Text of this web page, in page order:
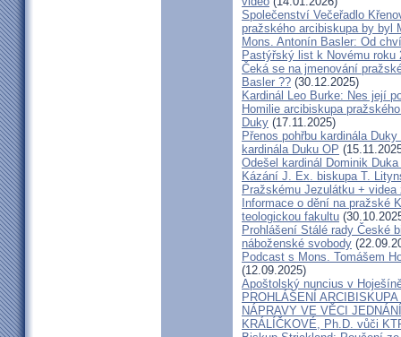
Společenství Večeřadlo
pražského arcibiskupa by byl
Mons. Antonín Basler: Od
Pastýřský list k Novému roku
Čeká se na jmenování
Basler ?? (30.12.2025)
Kardinál Leo Burke: Nes její
Homilie arcibiskupa
Duky (17.11.2025)
Přenos pohřbu kardinála
kardinála Duku OP
Odešel kardinál Dominik
Kázání J. Ex. biskupa T.
Pražskému Jezulátku + videa
Informace o dění na pražské
teologickou fakultu
Prohlášení Stálé rady České
náboženské svobody
Podcast s Mons. Tomášem
(12.09.2025)
Apoštolský nuncius v
PROHLÁŠENÍ
NÁPRAVY VE VĚCI
KRÁLÍČKOVÉ, Ph.D. vůči